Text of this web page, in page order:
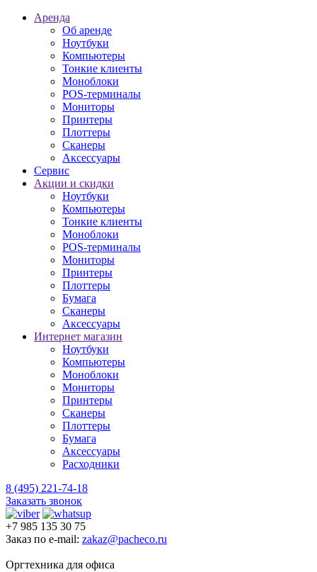
Аренда
Об аренде
Ноутбуки
Компьютеры
Тонкие клиенты
Моноблоки
POS-терминалы
Мониторы
Принтеры
Плоттеры
Сканеры
Аксессуары
Сервис
Акции и скидки
Ноутбуки
Компьютеры
Тонкие клиенты
Моноблоки
POS-терминалы
Мониторы
Принтеры
Плоттеры
Бумага
Сканеры
Аксессуары
Интернет магазин
Ноутбуки
Компьютеры
Моноблоки
Мониторы
Принтеры
Сканеры
Плоттеры
Бумага
Аксессуары
Расходники
8 (495) 221-74-18
Заказать звонок
+7 985 135 30 75
Заказ по e-mail: zakaz@pacheco.ru
Оргтехника для офиса